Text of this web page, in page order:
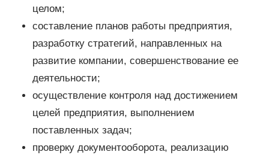
целом;
составление планов работы предприятия,
разработку стратегий, направленных на
развитие компании, совершенствование ее
деятельности;
осуществление контроля над достижением
целей предприятия, выполнением
поставленных задач;
проверку документооборота, реализацию